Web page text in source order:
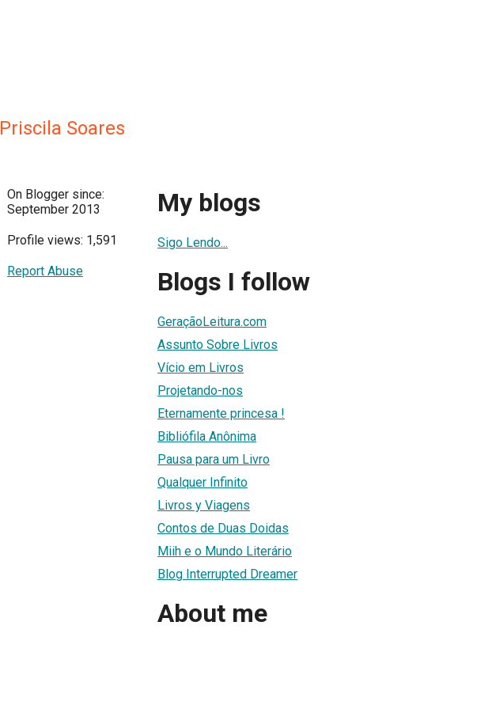
Priscila Soares
On Blogger since:
September 2013
Profile views: 1,591
Report Abuse
My blogs
Sigo Lendo...
Blogs I follow
GeraçãoLeitura.com
Assunto Sobre Livros
Vício em Livros
Projetando-nos
Eternamente princesa !
Bibliófila Anônima
Pausa para um Livro
Qualquer Infinito
Livros y Viagens
Contos de Duas Doidas
Miih e o Mundo Literário
Blog Interrupted Dreamer
About me